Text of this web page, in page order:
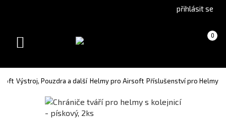
version(Slovak)
přihlásit se
Košík 0
(prázdný)
Toggle
Výstroj, Pouzdra a další Helmy pro Airsoft Příslušenství pro Helmy